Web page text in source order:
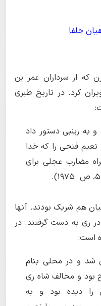
خلفا
مقرن که از سرداران عمر بن
کرد. در تاریخ طبری
به زینبى دستور داد
نعیم فتحى را که خدا
مضارب عجلى براى
هم شریک بودند. آنها
ری به دست گرفتند. در
است:
شد و در محلى بنام
بود و مخالف شاه رى
دیده بود و به